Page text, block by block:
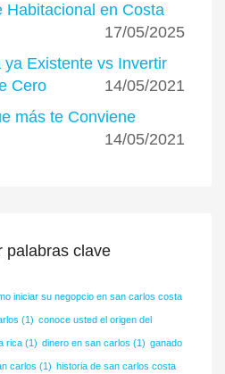
Habitacional en Costa
17/05/2025
Existente vs Invertir
Cero
14/05/2021
más te Conviene
14/05/2021
palabras clave
iniciar su negopcio en san carlos costa
(1) conoce usted el origen del
rica (1) dinero en san carlos (1) ganado
carlos (1) historia de san carlos costa